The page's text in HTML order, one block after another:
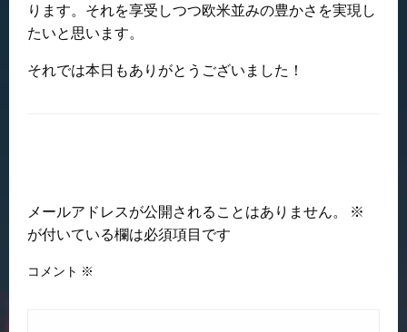
ります。それを享受しつつ欧米並みの豊かさを実現し
たいと思います。
それでは本日もありがとうございました！
メールアドレスが公開されることはありません。
※
が付いている欄は必須項目です
コメント ※